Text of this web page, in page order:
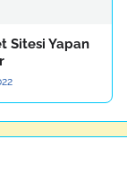
Sitesi Yapan